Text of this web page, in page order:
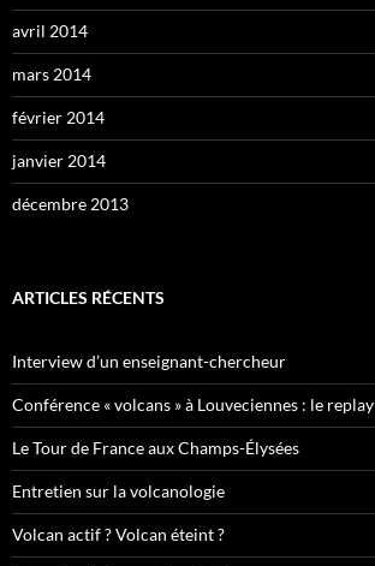
avril 2014
mars 2014
février 2014
janvier 2014
décembre 2013
ARTICLES RÉCENTS
Interview d’un enseignant-chercheur
Conférence « volcans » à Louveciennes : le replay
Le Tour de France aux Champs-Élysées
Entretien sur la volcanologie
Volcan actif ? Volcan éteint ?